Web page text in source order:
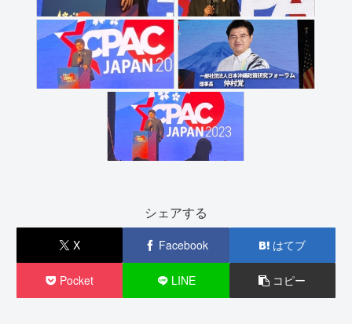
シェアする
X Facebook はてブ
Pocket LINE コピー